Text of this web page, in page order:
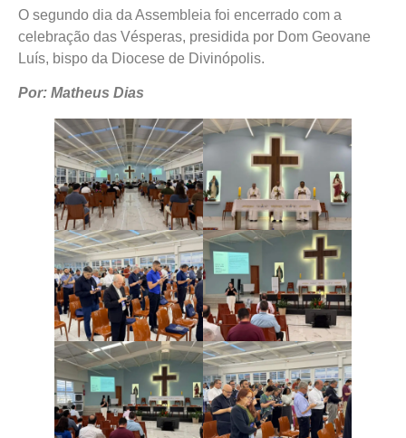
O segundo dia da Assembleia foi encerrado com a
celebração das Vésperas, presidida por Dom Geovane
Luís, bispo da Diocese de Divinópolis.
Por: Matheus Dias